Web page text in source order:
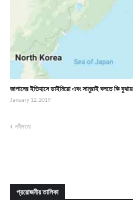
জাপানের ইতিহাসে ডাইমিয়ো এবং সামুরাই বলতে কি বুঝায়
January 12, 2019
নবীনতর
প্রয়োজনীয় তালিকা